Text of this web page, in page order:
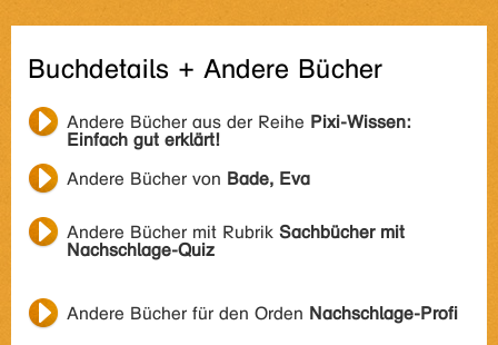
Buchdetails + Andere Bücher
Andere Bücher aus der Reihe Pixi-Wissen:
Einfach gut erklärt!
Andere Bücher von Bade, Eva
Andere Bücher mit Rubrik Sachbücher mit
Nachschlage-Quiz
Andere Bücher für den Orden Nachschlage-Profi